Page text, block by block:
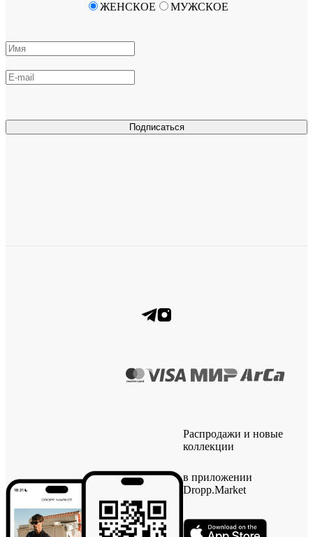
Подписаться
ЖЕНСКОЕ МУЖСКОЕ
Распродажи и новые
коллекции
в приложении
Dropp.Market